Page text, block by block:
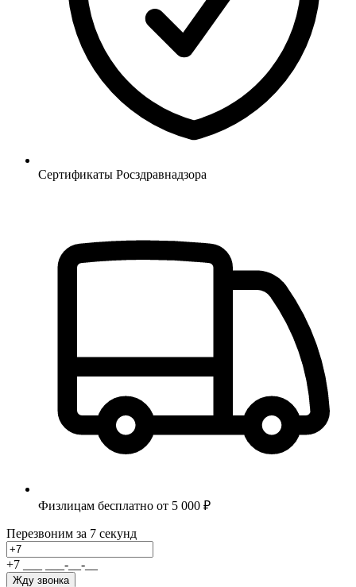
Сертификаты Росздравнадзора
Физлицам бесплатно от 5 000 ₽
Перезвоним за 7 секунд
+7 - -
Жду звонка